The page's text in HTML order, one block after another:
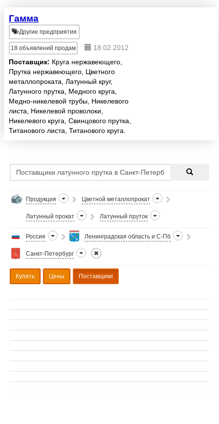
Гамма
Другие предприятия
18 объявлений продам
18.02.2012
Поставщик: Круга нержавеющего,
Прутка нержавеющего, Цветного
металлопроката, Латунный круг,
Латунного прутка, Медного круга,
Медно-никелевой трубы, Никелевого
листа, Никелевой проволоки,
Никелевого круга, Свинцового прутка,
Титанового листа, Титанового круга.
Продукция Цветной металлопрокат
Латунный прокат Латунный пруток
Россия Ленинградская область и С-Пб
Санкт-Петербург
Купить Цены Поставщики